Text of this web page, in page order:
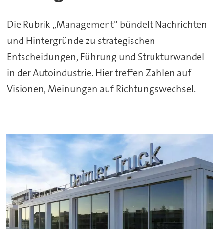
Die Rubrik „Management“ bündelt Nachrichten
und Hintergründe zu strategischen
Entscheidungen, Führung und Strukturwandel
in der Autoindustrie. Hier treffen Zahlen auf
Visionen, Meinungen auf Richtungswechsel.